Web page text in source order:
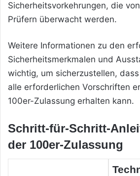
Sicherheitsvorkehrungen, die
Prüfern überwacht werden.
Weitere Informationen zu den
Sicherheitsmerkmalen und
wichtig, um sicherzustellen,
alle erforderlichen Vorschriften
100er-Zulassung erhalten kann.
Schritt-für-Schritt-
der 100er-Zulassung